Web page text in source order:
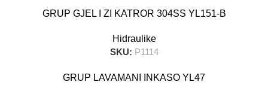
GRUP GJEL I ZI KATROR 304SS YL151-B
Hidraulike
SKU: P1114
GRUP LAVAMANI INKASO YL47